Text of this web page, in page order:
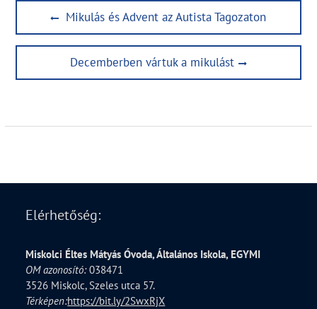
Bejegyzés
navigáció
Previous
post:
Mikulás és Advent az Autista Tagozaton
Next
post:
Decemberben vártuk a mikulást
Elérhetőség:
Miskolci Éltes Mátyás Óvoda, Általános Iskola, EGYMI
OM azonosító:038471
3526 Miskolc, Szeles utca 57.
Térképen:https://bit.ly/2SwxRjX